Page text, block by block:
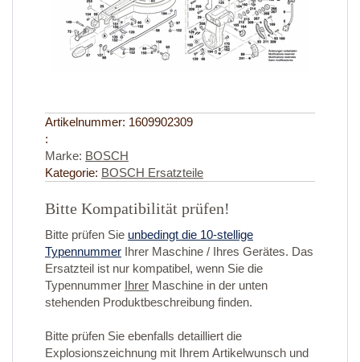
Artikelnummer: 1609902309
:
Marke: BOSCH
Kategorie: BOSCH Ersatzteile
Bitte Kompatibilität prüfen!
Bitte prüfen Sie unbedingt die 10-stellige
Typennummer Ihrer Maschine / Ihres Gerätes. Das
Ersatzteil ist nur kompatibel, wenn Sie die
Typennummer Ihrer Maschine in der unten
stehenden Produktbeschreibung finden.
Bitte prüfen Sie ebenfalls detailliert die
Explosionszeichnung mit Ihrem Artikelwunsch und